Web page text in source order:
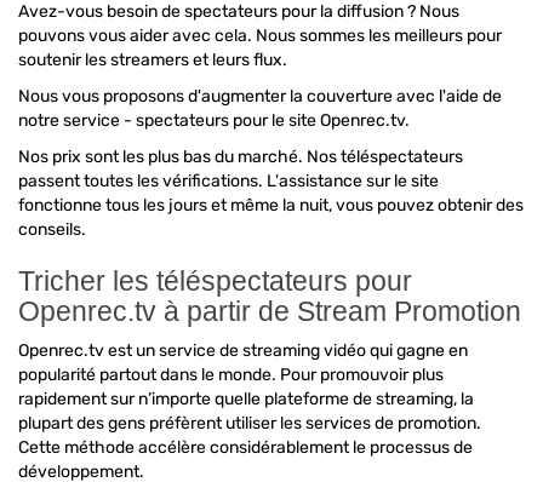
Avez-vous besoin de spectateurs pour la diffusion ? Nous
pouvons vous aider avec cela. Nous sommes les meilleurs pour
soutenir les streamers et leurs flux.
Nous vous proposons d'augmenter la couverture avec l'aide de
notre service - spectateurs pour le site Openrec.tv.
Nos prix sont les plus bas du marché. Nos téléspectateurs
passent toutes les vérifications. L'assistance sur le site
fonctionne tous les jours et même la nuit, vous pouvez obtenir des
conseils.
Tricher les téléspectateurs pour
Openrec.tv à partir de Stream Promotion
Openrec.tv est un service de streaming vidéo qui gagne en
popularité partout dans le monde. Pour promouvoir plus
rapidement sur n’importe quelle plateforme de streaming, la
plupart des gens préfèrent utiliser les services de promotion.
Cette méthode accélère considérablement le processus de
développement.